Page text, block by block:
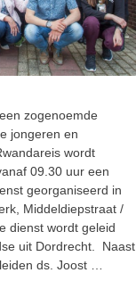
zogenoemde
jongeren en
wordt
09.30 uur een
georganiseerd in
Middeldiepstraat /
dienst wordt geleid
uit Dordrecht. Naast
ds. Joost …